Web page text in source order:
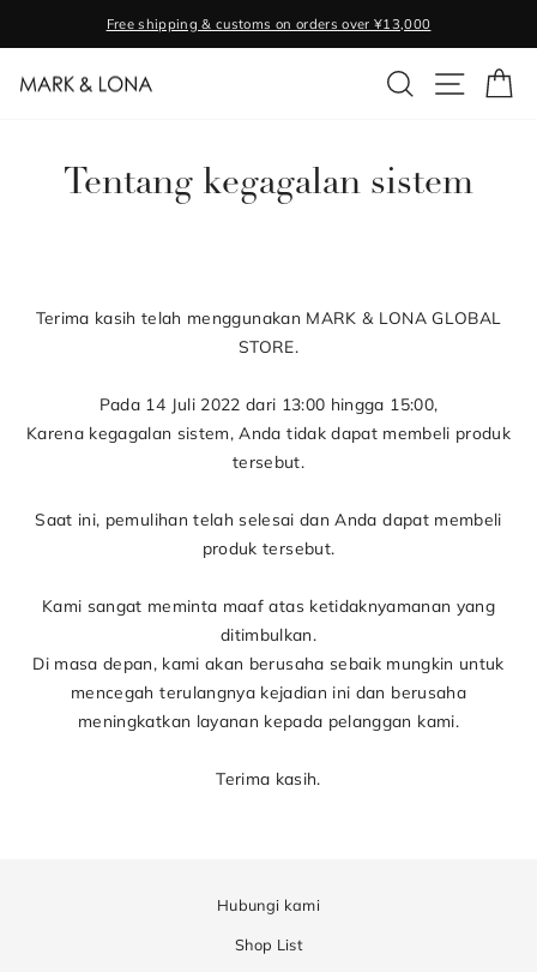
content
Free shipping & customs on orders over ¥13,000
SEARCHSITE
Tentang kegagalan sistem
Terima kasih telah menggunakan MARK & LONA GLOBAL
STORE.
Pada 14 Juli 2022 dari 13:00 hingga 15:00,
Karena kegagalan sistem, Anda tidak dapat membeli produk
tersebut.
Saat ini, pemulihan telah selesai dan Anda dapat membeli
produk tersebut.
Kami sangat meminta maaf atas ketidaknyamanan yang
ditimbulkan.
Di masa depan, kami akan berusaha sebaik mungkin untuk
mencegah terulangnya kejadian ini dan berusaha
meningkatkan layanan kepada pelanggan kami.
Terima kasih.
Hubungi kami
Shop List